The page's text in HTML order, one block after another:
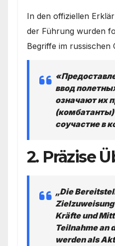
In den offiziellen
der Führung wurden
Begriffe im russischen
ввод
означают их
(комбатанты)
соучастие в
2. Präzise
„Die
Kräfte und
Teilnahme an
werden als